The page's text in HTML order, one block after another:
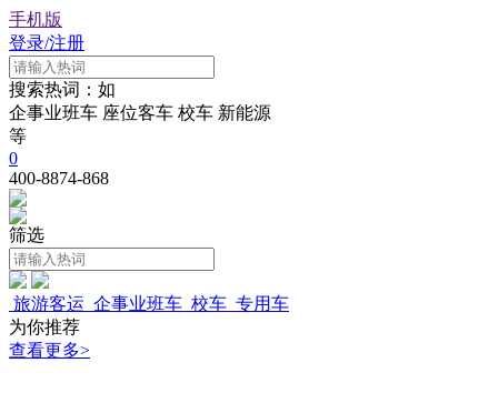
手机版
登录/注册
搜索热词：如
企事业班车 座位客车 校车 新能源
等
0
400-8874-868
筛选
旅游客运 企事业班车 校车 专用车
为你推荐
查看更多>